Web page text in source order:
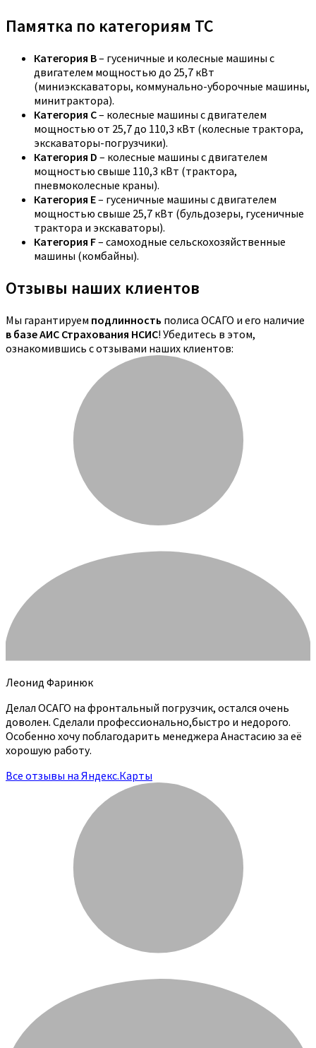
Памятка по категориям ТС
Категория B– гусеничные и колесные машины с
двигателем мощностью до 25,7 кВт
(миниэкскаваторы, коммунально-уборочные машины,
минитрактора).
Категория C– колесные машины с двигателем
мощностью от 25,7 до 110,3 кВт (колесные трактора,
экскаваторы-погрузчики).
Категория D – колесные машины с двигателем
мощностью свыше 110,3 кВт (трактора,
пневмоколесные краны).
Категория E– гусеничные машины с двигателем
мощностью свыше 25,7 кВт (бульдозеры, гусеничные
трактора и экскаваторы).
Категория F– самоходные сельскохозяйственные
машины (комбайны).
Отзывы наших клиентов
Мы гарантируем подлинность полиса ОСАГО и его наличие
в базе АИС Страхования НСИС! Убедитесь в этом,
ознакомившись с отзывами наших клиентов:
Леонид Фаринюк
Делал ОСАГО на фронтальный погрузчик, остался очень
доволен. Сделали профессионально,быстро и недорого.
Особенно хочу поблагодарить менеджера Анастасию за её
хорошую работу.
Все отзывы на Яндекс.Карты